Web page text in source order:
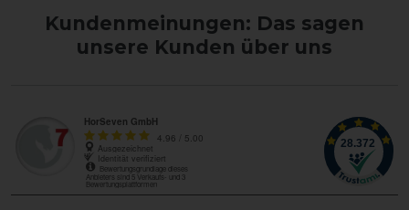
Kundenmeinungen: Das sagen
unsere Kunden über uns